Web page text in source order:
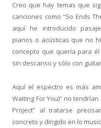
Creo que hay temas que
canciones como “So Ends
aquí he introducido
pianos o acústicas que no
concepto que quería para
sin descanso y sólo con
Aquí el espectro es más
Waiting For You)” no
Project” al tratarse
concreto y dirigido en lo